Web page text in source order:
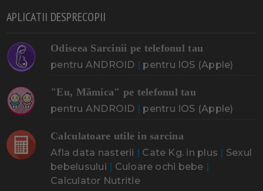
APLICATII DESPRECOPII
Odiseea Sarcinii pe telefonul tau
pentru ANDROID | pentru IOS (Apple)
"Eu, Mămica" pe telefonul tau
pentru ANDROID | pentru IOS (Apple)
Calculatoare utile in sarcina
Afla data nasterii | Cate Kg. in plus | Sexul
bebelusului | Culoare ochi bebe |
Calculator Nutritie